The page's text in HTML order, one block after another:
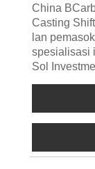
China
Casting
lan
spesialisasi
Sol